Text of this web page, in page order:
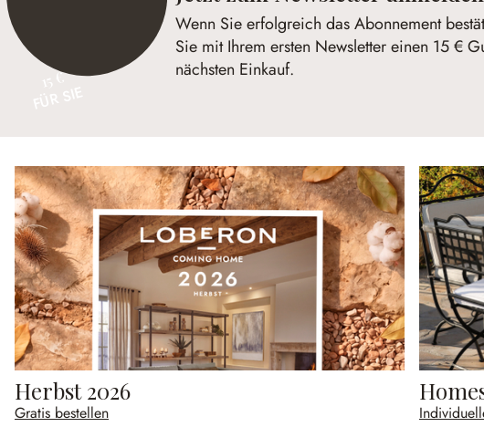
15 €
Wenn Sie erfolgreich das Abonnement
Sie mit Ihrem ersten Newsletter einen 15 €
nächsten Einkauf.
Herbst 2026
Gratis bestellen